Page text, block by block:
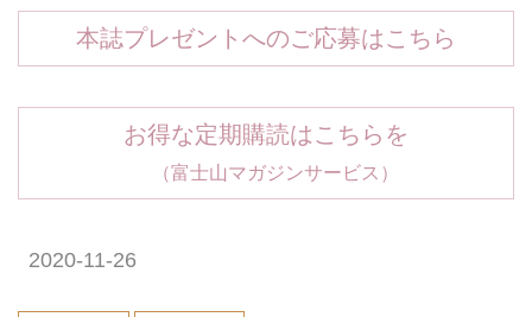
本誌プレゼントへのご応募はこちら
お得な定期購読はこちらを
（富士山マガジンサービス）
2020-11-26